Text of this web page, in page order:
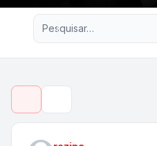
Pesquisa avançada